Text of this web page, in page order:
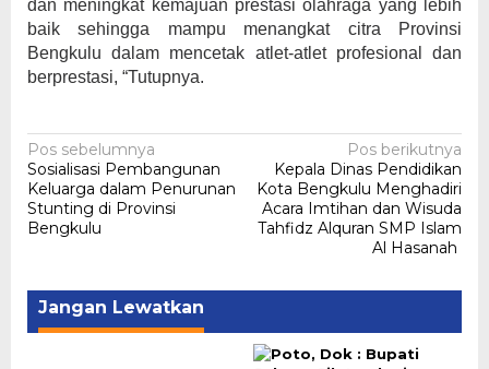
dan meningkat kemajuan prestasi olahraga yang lebih
baik sehingga mampu menangkat citra Provinsi
Bengkulu dalam mencetak atlet-atlet profesional dan
berprestasi, “Tutupnya.
Navigasi
pos
Pos sebelumnya
Sosialisasi Pembangunan
Keluarga dalam Penurunan
Stunting di Provinsi
Bengkulu
Pos berikutnya
Kepala Dinas Pendidikan
Kota Bengkulu Menghadiri
Acara Imtihan dan Wisuda
Tahfidz Alquran SMP Islam
Al Hasanah
Jangan Lewatkan